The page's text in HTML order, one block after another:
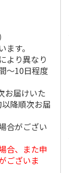
＜博多一番どり＞や
きとりセブン７種詰
4,320円
す。
より異なり
～10日程度
お届けいた
降順次お届
合がござい
合、また申
ございま